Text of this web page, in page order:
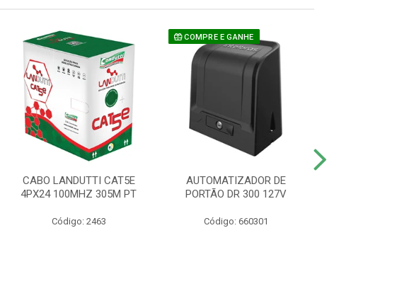
CABO LANDUTTI CAT5E
4PX24 100MHZ 305M PT
Código: 2463
COMPRE E GANHE
AUTOMATIZADOR DE
PORTÃO DR 300 127V
Código: 660301